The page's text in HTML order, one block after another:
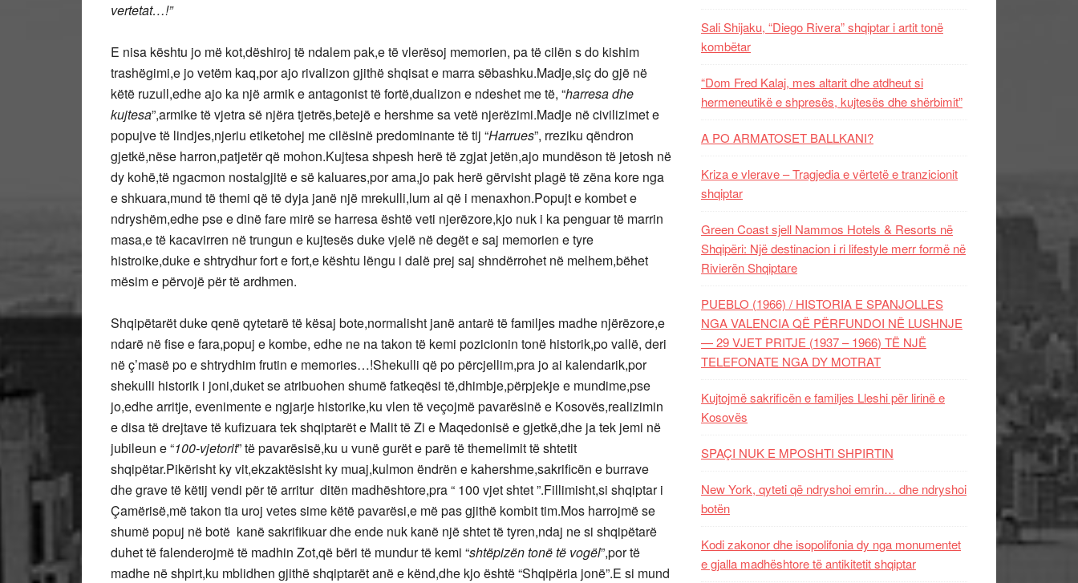
vertetat…!”
E nisa kështu jo më kot,dëshiroj të ndalem pak,e të vlerësoj memorien, pa të cilën s do kishim
trashëgimi,e jo vetëm kaq,por ajo rivalizon gjithë shqisat e marra sëbashku.Madje,siç do gjë në
këtë ruzull,edhe ajo ka një armik e antagonist të fortë,dualizon e ndeshet me të, “harresa dhe
kujtesa”,armike të vjetra së njëra tjetrës,betejë e hershme sa vetë njerëzimi.Madje në civilizimet e
popujve të lindjes,njeriu etiketohej me cilësinë predominante të tij “Harrues”, rreziku qëndron
gjetkë,nëse harron,patjetër që mohon.Kujtesa shpesh herë të zgjat jetën,ajo mundëson të jetosh në
dy kohë,të ngacmon nostalgjitë e së kaluares,por ama,jo pak herë gërvisht plagë të zëna kore nga
e shkuara,mund të themi që të dyja janë një mrekulli,lum ai që i menaxhon.Popujt e kombet e
ndryshëm,edhe pse e dinë fare mirë se harresa është veti njerëzore,kjo nuk i ka penguar të marrin
masa,e të kacavirren në trungun e kujtesës duke vjelë në degët e saj memorien e tyre
histroike,duke e shtrydhur fort e fort,e kështu lëngu i dalë prej saj shndërrohet në melhem,bëhet
mësim e përvojë për të ardhmen.
Shqipëtarët duke qenë qytetarë të kësaj bote,normalisht janë antarë të familjes madhe njërëzore,e
ndarë në fise e fara,popuj e kombe, edhe ne na takon të kemi pozicionin tonë historik,po vallë, deri
në ç’masë po e shtrydhim frutin e memories…!Shekulli që po përcjellim,pra jo ai kalendarik,por
shekulli historik i joni,duket se atribuohen shumë fatkeqësi të,dhimbje,përpjekje e mundime,pse
jo,edhe arritje, evenimente e ngjarje historike,ku vlen të veçojmë pavarësinë e Kosovës,realizimin
e disa të drejtave të kufizuara tek shqiptarët e Malit të Zi e Maqedonisë e gjetkë,dhe ja tek jemi në
jubileun e “100-vjetorit” të pavarësisë,ku u vunë gurët e parë të themelimit të shtetit
shqipëtar.Pikërisht ky vit,ekzaktësisht ky muaj,kulmon ëndrën e kahershme,sakrificën e burrave
dhe grave të këtij vendi për të arritur ditën madhështore,pra “ 100 vjet shtet ”.Fillimisht,si shqiptar i
Çamërisë,më takon tia uroj vetes sime këtë pavarësi,e më pas gjithë kombit tim.Mos harrojmë se
shumë popuj në botë kanë sakrifikuar dhe ende nuk kanë një shtet të tyren,ndaj ne si shqipëtarë
duhet të falenderojmë të madhin Zot,që bëri të mundur të kemi “shtëpizën tonë të vogël”,por të
madhe në shpirt,ku mblidhen gjithë shqiptarët anë e kënd,dhe kjo është “Shqipëria jonë”.E si mund
Sali Shijaku, “Diego Rivera” shqiptar i artit tonë
kombëtar
“Dom Fred Kalaj, mes altarit dhe atdheut si
hermeneutikë e shpresës, kujtesës dhe shërbimit”
A PO ARMATOSET BALLKANI?
Kriza e vlerave – Tragjedia e vërtetë e tranzicionit
shqiptar
Green Coast sjell Nammos Hotels & Resorts në
Shqipëri: Një destinacion i ri lifestyle merr formë në
Rivierën Shqiptare
PUEBLO (1966) / HISTORIA E SPANJOLLES
NGA VALENCIA QË PËRFUNDOI NË LUSHNJE
— 29 VJET PRITJE (1937 – 1966) TË NJË
TELEFONATE NGA DY MOTRAT
Kujtojmë sakrificën e familjes Lleshi për lirinë e
Kosovës
SPAÇI NUK E MPOSHTI SHPIRTIN
New York, qyteti që ndryshoi emrin… dhe ndryshoi
botën
Kodi zakonor dhe isopolifonia dy nga monumentet
e gjalla madhështore të antikitetit shqiptar